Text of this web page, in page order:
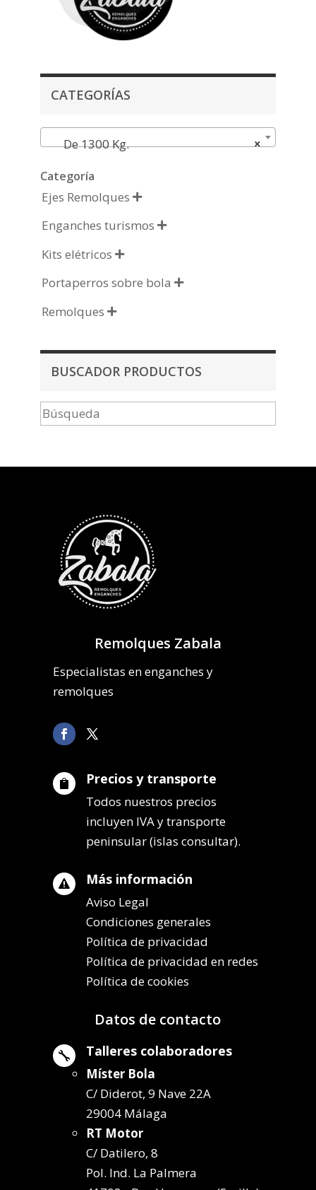
CATEGORÍAS
×
De 1300 Kg.
Categoría
Ejes Remolques 
Enganches turismos 
Kits elétricos 
Portaperros sobre bola 
Remolques 
BUSCADOR PRODUCTOS
Remolques Zabala
Especialistas en enganches y
remolques
 Precios y transporte
Todos nuestros precios
incluyen IVA y transporte
peninsular (islas consultar).
 Más información
Aviso Legal
Condiciones generales
Política de privacidad
Política de privacidad en redes
Política de cookies
Datos de contacto
 Talleres colaboradores
Míster Bola
C/ Diderot, 9 Nave 22A
29004 Málaga
RT Motor
C/ Datilero, 8
Pol. Ind. La Palmera